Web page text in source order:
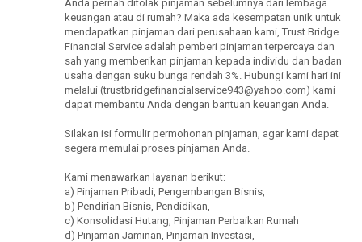
Anda pernah ditolak pinjaman sebelumnya dari lembaga
keuangan atau di rumah? Maka ada kesempatan unik untuk
mendapatkan pinjaman dari perusahaan kami, Trust Bridge
Financial Service adalah pemberi pinjaman terpercaya dan
sah yang memberikan pinjaman kepada individu dan badan
usaha dengan suku bunga rendah 3%. Hubungi kami hari ini
melalui (trustbridgefinancialservice943@yahoo.com) kami
dapat membantu Anda dengan bantuan keuangan Anda.
Silakan isi formulir permohonan pinjaman, agar kami dapat
segera memulai proses pinjaman Anda.
Kami menawarkan layanan berikut:
a) Pinjaman Pribadi, Pengembangan Bisnis,
b) Pendirian Bisnis, Pendidikan,
c) Konsolidasi Hutang, Pinjaman Perbaikan Rumah
d) Pinjaman Jaminan, Pinjaman Investasi,